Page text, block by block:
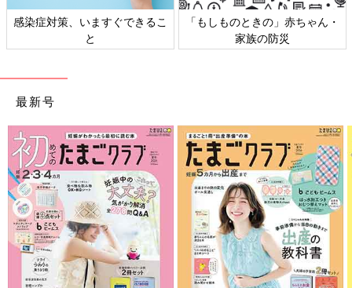
ぐできるこ
「もしものときの」赤ちゃん・
日本外来小児科学
最新号